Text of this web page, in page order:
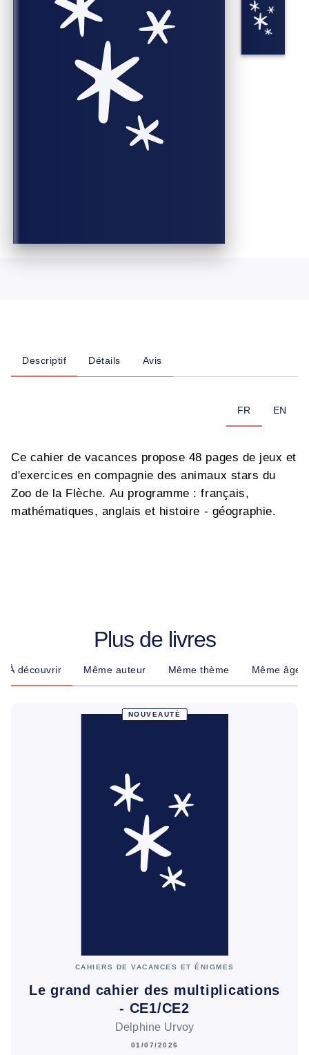
Descriptif Détails Avis
FR EN
Ce cahier de vacances propose 48 pages de jeux et
d'exercices en compagnie des animaux stars du
Zoo de la Flèche. Au programme : français,
mathématiques, anglais et histoire - géographie.
Plus de livres
À découvrir Même auteur Même thème Même âge
NOUVEAUTÉ
CAHIERS DE VACANCES ET ÉNIGMES
Le grand cahier des multiplications
- CE1/CE2
Delphine Urvoy
01/07/2026